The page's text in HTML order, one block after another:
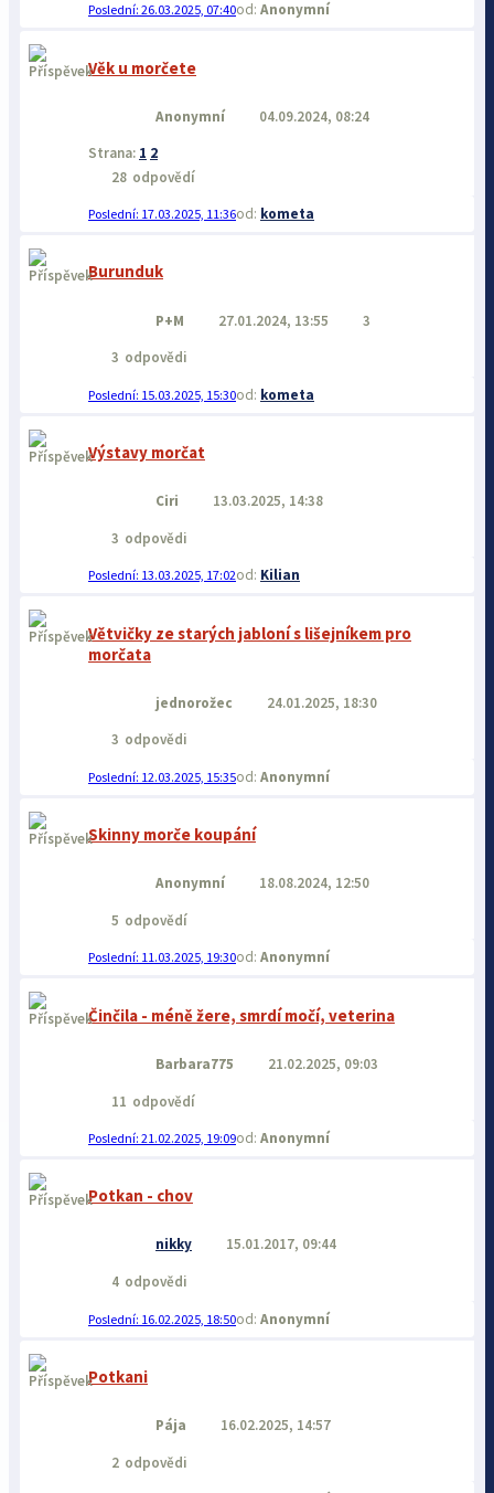
26.03.2025, 07:40 Anonymní
Věk u morčete
Anonymní
04.09.2024, 08:24
Strana: 1 2
28 odpovědí
17.03.2025, 11:36 kometa
Burunduk
P+M 27.01.2024, 13:55
3
3 odpovědi
15.03.2025, 15:30 kometa
Výstavy morčat
Ciri
13.03.2025, 14:38
3 odpovědi
13.03.2025, 17:02 Kilian
Větvičky ze starých jabloní s lišejníkem pro
morčata
jednorožec
24.01.2025, 18:30
3 odpovědi
12.03.2025, 15:35 Anonymní
Skinny morče koupání
Anonymní
18.08.2024, 12:50
5 odpovědí
11.03.2025, 19:30 Anonymní
Činčila - méně žere, smrdí močí, veterina
Barbara775
21.02.2025, 09:03
11 odpovědí
21.02.2025, 19:09 Anonymní
Potkan - chov
nikky
15.01.2017, 09:44
4 odpovědi
16.02.2025, 18:50 Anonymní
Potkani
Pája
16.02.2025, 14:57
2 odpovědi